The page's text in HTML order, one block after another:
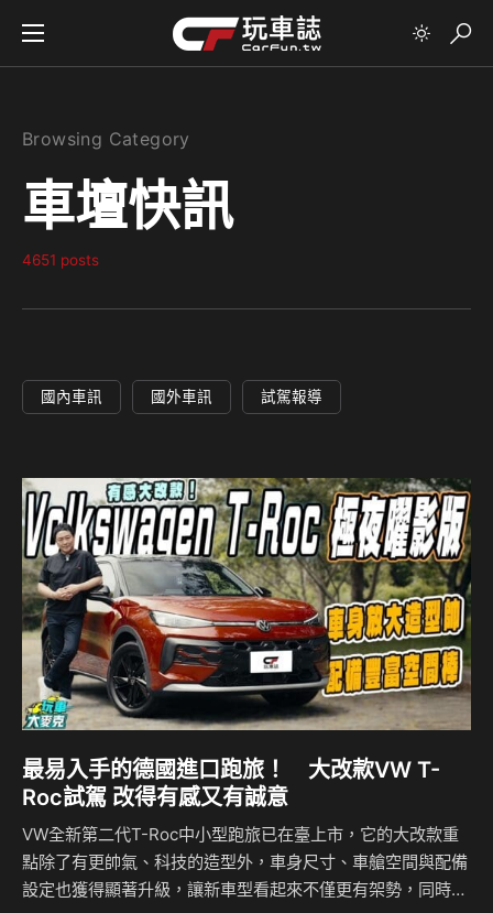
Browsing Category
車壇快訊
4651 posts
國內車訊 國外車訊 試駕報導
最易入手的德國進口跑旅！ 大改款VW T-
Roc試駕 改得有感又有誠意
VW全新第二代T-Roc中小型跑旅已在臺上市，它的大改款重
點除了有更帥氣、科技的造型外，車身尺寸、車艙空間與配備
設定也獲得顯著升級，讓新車型看起來不僅更有架勢，同時提